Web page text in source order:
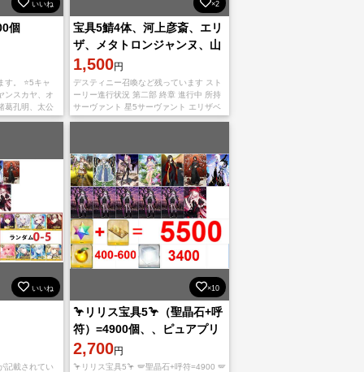
いいね
個
す。 ⭐5キャ
ンスカヤ、オ
葛孔明、太公
ルガマリー、
×2
宝具5鯖4体、河上彦斎、エリ
ザ、メタトロンジャンヌ、山
の翁、アズライールなど
1,500円
デスティニー召喚など残っています スト
ーリー進行状況 第二部 終章 進行中 所持
サーヴァント 星5サーヴァント エリザベ
ート(ランサー) 宝具5+1 河上彦斎 宝具5
いいね
記載されてい
×10
🦩リリス宝具5🦩（聖晶石+呼
符）=4900個、、ピュアプリ
ズム=3400奏章4🪽レベル130
前
2,700円
🦩リリス宝具5🦩 🪽聖晶石+呼符=4900 🪽